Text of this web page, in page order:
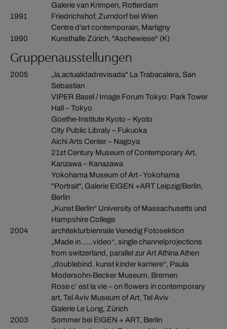
Galerie van Krimpen, Rotterdam
1991
Friedrichshof, Zurndorf bei Wien
Centre d'art contemporain, Martigny
1990
Kunsthalle Zürich, "Aschewiese" (K)
Gruppenausstellungen
2005
„la,actualidadrevisada" La Trabacalera, San
Sebastian
VIPER Basel / Image Forum Tokyo: Park Tower
Hall – Tokyo
Goethe-Institute Kyoto – Kyoto
City Public Libraly – Fukuoka
Aichi Arts Center – Nagoya
21st Century Museum of Contemporary Art,
Kanzawa – Kanazawa
Yokohama Museum of Art - Yokohama
"Portrait", Galerie EIGEN +ART Leipzig/Berlin,
Berlin
„Kunst Berlin“ University of Massachusetts und
Hampshire College
2004
architekturbiennale Venedig Fotosektion
„Made in......video“, single channelprojections
from switzerland, parallel zur Art Athina Athen
„doublebind. kunst kinder karriere“, Paula
Modersohn-Becker Museum, Bremen
Rose c’ est la vie – on flowers in contemporary
art, Tel Aviv Museum of Art, Tel Aviv
Galerie Le Long, Zürich
2003
Sommer bei EIGEN + ART, Berlin